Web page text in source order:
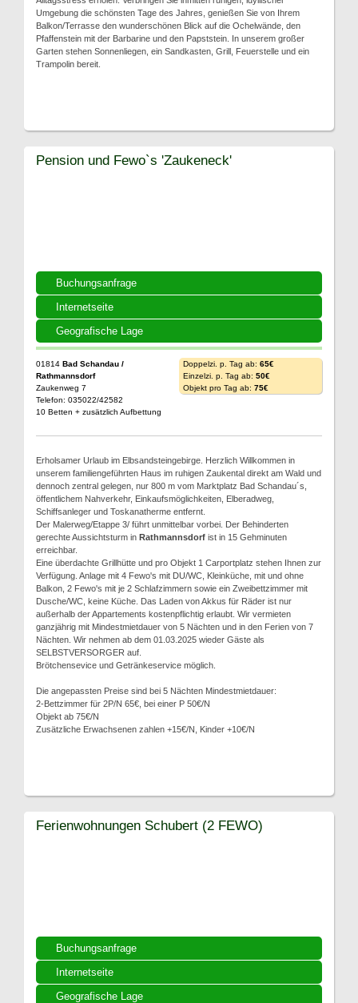
Umgebung die schönsten Tage des Jahres, genießen Sie von Ihrem
Balkon/Terrasse den wunderschönen Blick auf die Ochelwände, den
Pfaffenstein mit der Barbarine und den Papststein. In unserem großer
Garten stehen Sonnenliegen, ein Sandkasten, Grill, Feuerstelle und ein
Trampolin bereit.
Buchungsanfrage
Internetseite
Geografische Lage
Pension und Fewo`s 'Zaukeneck'
01814 Bad Schandau /
Rathmannsdorf
Zaukenweg 7
Telefon: 035022/42582
10 Betten + zusätzlich Aufbettung
Doppelzi. p. Tag ab: 65€
Einzelzi. p. Tag ab: 50€
Objekt pro Tag ab: 75€
Erholsamer Urlaub im Elbsandsteingebirge. Herzlich Willkommen in
unserem familiengeführten Haus im ruhigen Zaukental direkt am Wald und
dennoch zentral gelegen, nur 800 m vom Marktplatz Bad Schandau´s,
öffentlichem Nahverkehr, Einkaufsmöglichkeiten, Elberadweg,
Schiffsanleger und Toskanatherme entfernt.
Der Malerweg/Etappe 3/ führt unmittelbar vorbei. Der Behinderten
gerechte Aussichtsturm in Rathmannsdorf ist in 15 Gehminuten
erreichbar.
Eine überdachte Grillhütte und pro Objekt 1 Carportplatz stehen Ihnen zur
Verfügung. Anlage mit 4 Fewo's mit DU/WC, Kleinküche, mit und ohne
Balkon, 2 Fewo's mit je 2 Schlafzimmern sowie ein Zweibettzimmer mit
Dusche/WC, keine Küche. Das Laden von Akkus für Räder ist nur
außerhalb der Appartements kostenpflichtig erlaubt. Wir vermieten
ganzjährig mit Mindestmietdauer von 5 Nächten und in den Ferien von 7
Nächten. Wir nehmen ab dem 01.03.2025 wieder Gäste als
SELBSTVERSORGER auf.
Brötchensevice und Getränkeservice möglich.
Die angepassten Preise sind bei 5 Nächten Mindestmietdauer:
2-Bettzimmer für 2P/N 65€, bei einer P 50€/N
Objekt ab 75€/N
Zusätzliche Erwachsenen zahlen +15€/N, Kinder +10€/N
Buchungsanfrage
Internetseite
Geografische Lage
Ferienwohnungen Schubert (2 FEWO)